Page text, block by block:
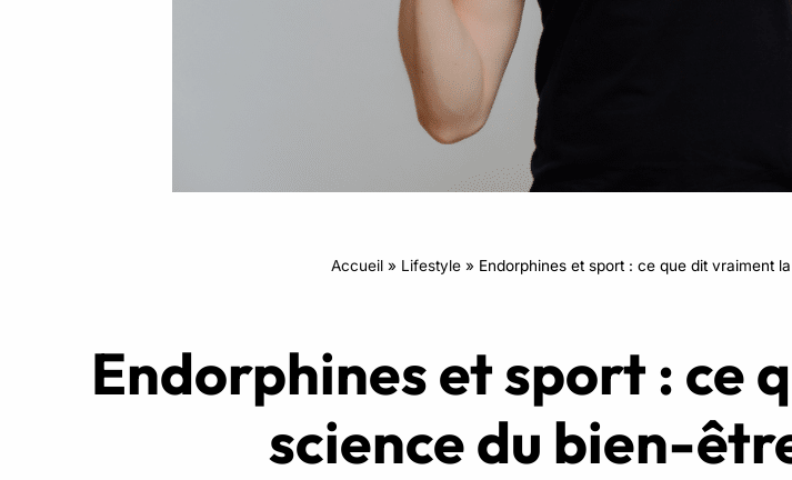
Accueil » Lifestyle » Endorphines et sport : ce que dit vraiment
Endorphines et sport : ce
science du bien-